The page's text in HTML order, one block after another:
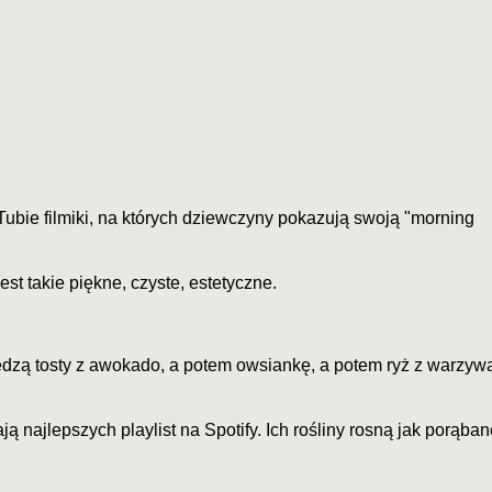
filmiki, na których dziewczyny pokazują swoją "morning
takie piękne, czyste, estetyczne.
tosty z awokado, a potem owsiankę, a potem ryż z
najlepszych playlist na Spotify. Ich rośliny rosną jak